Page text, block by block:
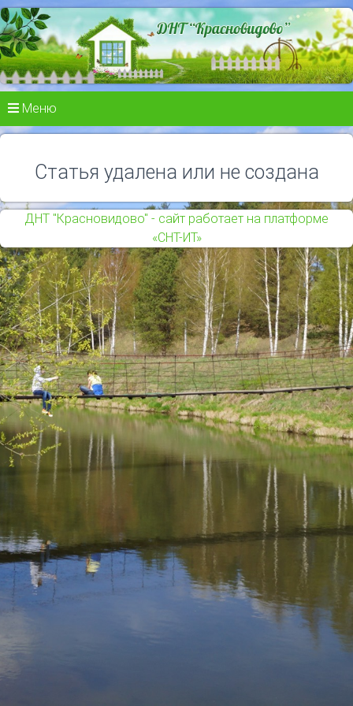
Меню
Статья удалена или не создана
ДНТ "Красновидово" - сайт работает на платформе
«СНТ-ИТ»